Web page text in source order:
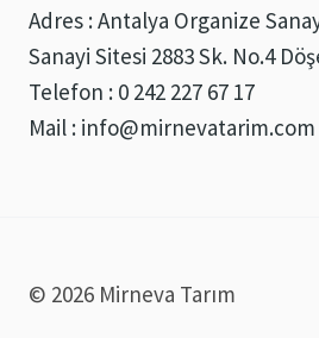
Adres : Antalya Organize
Sanayi Sitesi 2883 Sk. No.4
Telefon : 0 242 227 67 17
Mail : info@mirnevatarim.com
© 2026 Mirneva Tarım